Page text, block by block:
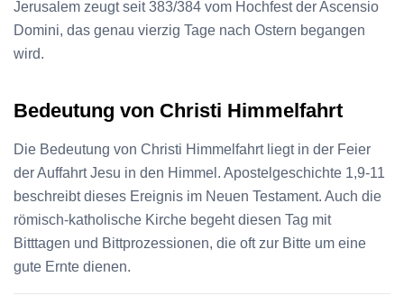
Jerusalem zeugt seit 383/384 vom Hochfest der Ascensio
Domini, das genau vierzig Tage nach Ostern begangen
wird.
Bedeutung von Christi Himmelfahrt
Die Bedeutung von Christi Himmelfahrt liegt in der Feier
der Auffahrt Jesu in den Himmel. Apostelgeschichte 1,9-11
beschreibt dieses Ereignis im Neuen Testament. Auch die
römisch-katholische Kirche begeht diesen Tag mit
Bitttagen und Bittprozessionen, die oft zur Bitte um eine
gute Ernte dienen.